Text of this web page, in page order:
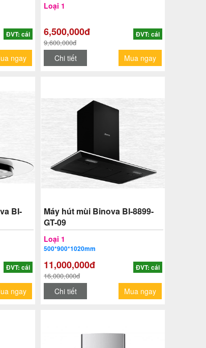
ĐVT: cái
ngay
Loại 1
6,500,000đ
9,600,000đ
ĐVT: cái
Chi tiết Mua ngay
BI-
ĐVT: cái
ngay
Máy hút mùi Binova BI-8899-
GT-09
Loại 1
500*900*1020mm
11,000,000đ
16,000,000đ
ĐVT: cái
Chi tiết Mua ngay